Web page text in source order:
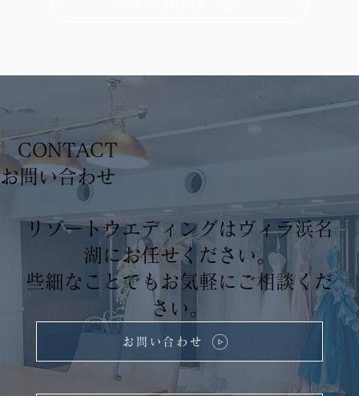
リゾートウエディングはヴィラ浜名
湖にお任せください。
些細なことでもお気軽にご相談くだ
さい。
CONTACT
お問い合わせ
​お問い合わせ